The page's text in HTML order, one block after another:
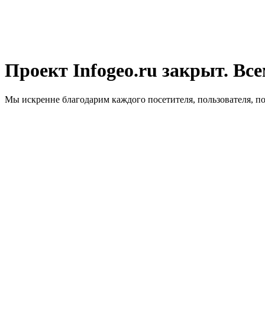
Проект Infogeo.ru закрыт.
Мы искренне благодарим каждого посетителя, пользователя,